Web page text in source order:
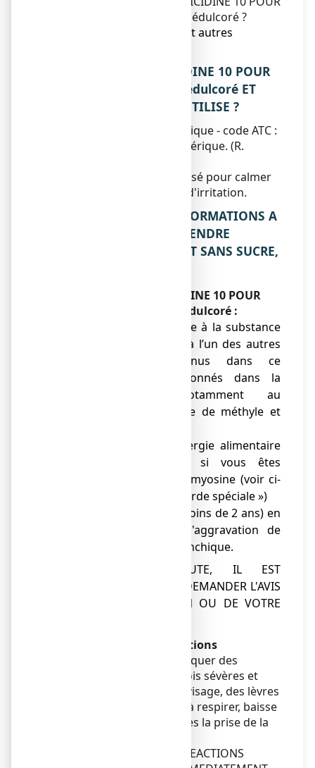
CENT SANS SUCRE, sirop édulcoré ?
6. Contenu de l’emballage et autres
1. QU’EST-CE QUE HELICIDINE 10 POUR
CENT SANS SUCRE, sirop édulcoré ET
DANS QUELS CAS EST-IL UTILISE ?
Classe pharmacothérapeutique - code ATC :
ANTITUSSIF d'action périphérique. (R.
Ce médicament est préconisé pour calmer
les toux sèches et les toux d'irritation.
2. QUELLES SONT LES INFORMATIONS A
CONNAITRE AVANT DE PRENDRE
HELICIDINE 10 POUR CENT SANS SUCRE,
Ne prenez jamais HELICIDINE 10 POUR
CENT SANS SUCRE, sirop édulcoré :
● si vous êtes allergique à la substance
active hélicidine ou à l’un des autres
composants contenus dans ce
médicament, mentionnés dans la
rubrique 6 (notamment au
parahydroxybenzoate de méthyle et
● si vous avez une allergie alimentaire
aux escargots ou si vous êtes
allergique à la tropomyosine (voir ci-
dessous « Mise en garde spéciale »)
● chez le nourrisson (moins de 2 ans) en
raison du risque d'aggravation de
l'encombrement bronchique.
EN CAS DE DOUTE, IL EST
INDISPENSABLE DE DEMANDER L'AVIS
DE VOTRE MEDECIN OU DE VOTRE
Avertissements et précautions
Ce médicament peut provoquer des
réactions allergiques, parfois sévères et
retardées (gonflement du visage, des lèvres
ou de la langue, difficultés à respirer, baisse
de la pression artérielle), dès la prise de la
EN CAS DE SURVENUE DE REACTIONS